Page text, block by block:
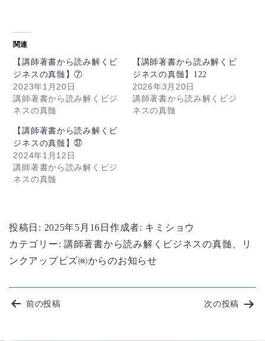
関連
【講師著書から読み解くビ
ジネスの真髄】⑦
2023年1月20日
講師著書から読み解くビジ
ネスの真髄
【講師著書から読み解くビ
ジネスの真髄】122
2026年3月20日
講師著書から読み解くビジ
ネスの真髄
【講師著書から読み解くビ
ジネスの真髄】㊲
2024年1月12日
講師著書から読み解くビジ
ネスの真髄
投稿日: 2025年5月16日 作成者: キミショウ
カテゴリー:講師著書から読み解くビジネスの真髄
リ
ンクアップビズ㈱からのお知らせ
投前の投稿 次の投稿